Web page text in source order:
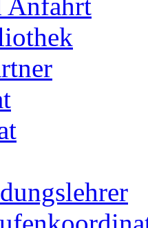
Anfahrt